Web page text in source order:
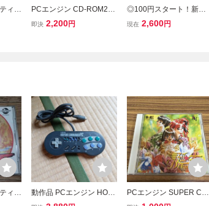
ィン
PCエンジン CD-ROM2
用 システムカード Ver1.
即決 2,200円
◎100円スタート！新品
未開封品 PCエンジン S
現在 2,600円
ィン
動作品 PCエンジン HORI
ファイティングコマンダ
PCエンジン SUPER CD-
ROM2 誕生 Debut NECア